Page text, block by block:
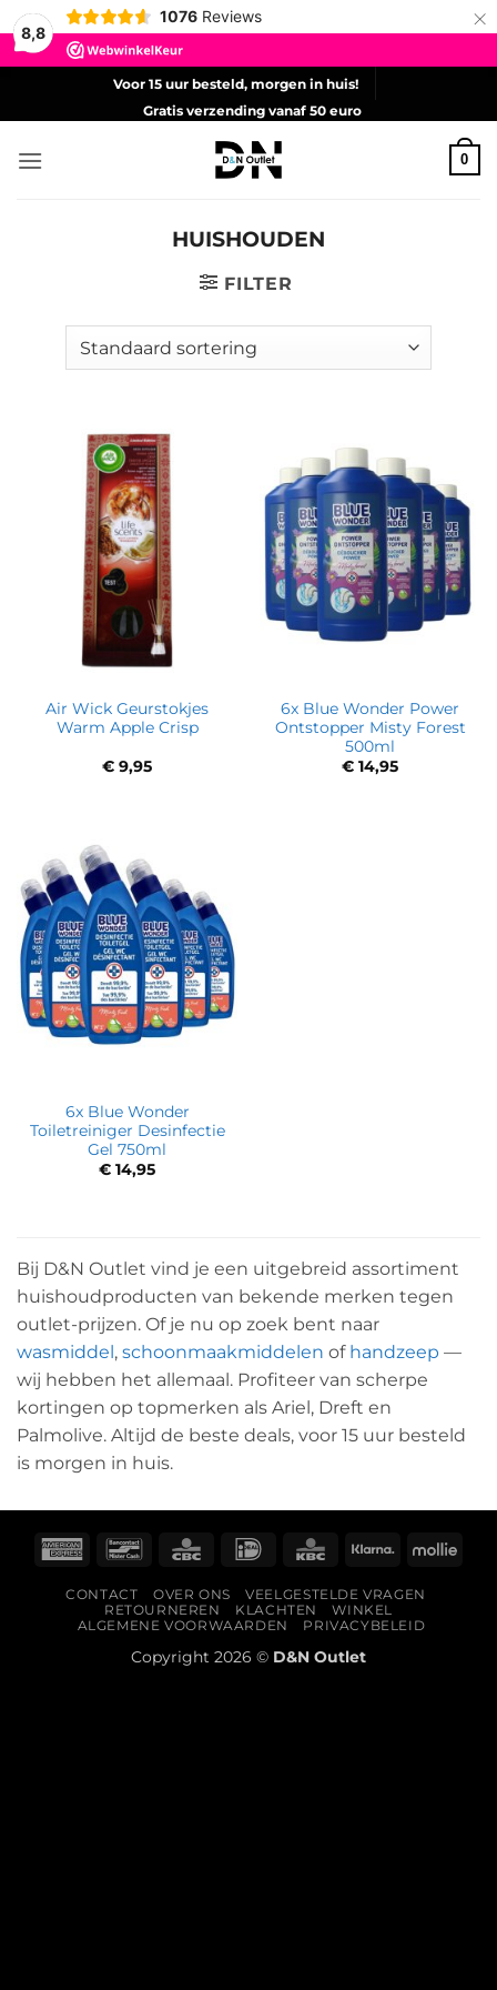
8,8
1076 Reviews ×
Voor 15 uur besteld, morgen in huis!
Gratis verzending vanaf 50 euro
0
HUISHOUDEN
FILTER
Air Wick Geurstokjes
Warm Apple Crisp
€ 9,95
6x Blue Wonder Power
Ontstopper Misty Forest
500ml
€ 14,95
6x Blue Wonder
Toiletreiniger Desinfectie
Gel 750ml
€ 14,95
Bij D&N Outlet vind je een uitgebreid assortiment
huishoudproducten van bekende merken tegen
outlet-prijzen. Of je nu op zoek bent naar
wasmiddel, schoonmaakmiddelen of handzeep —
wij hebben het allemaal. Profiteer van scherpe
kortingen op topmerken als Ariel, Dreft en
Palmolive. Altijd de beste deals, voor 15 uur besteld
is morgen in huis.
American BancontactCBC IDeal KBC Klarna
CONTACT OVER ONS
VEELGESTELDE VRAGEN
RETOURNEREN
KLACHTEN
WINKEL
ALGEMENE VOORWAARDEN
PRIVACYBELEID
Copyright 2026 © D&N Outlet